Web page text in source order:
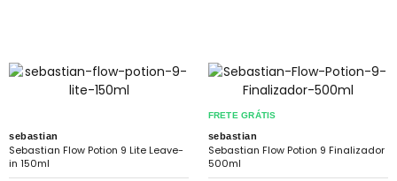
sebastian
Sebastian Flow Potion 9 Lite Leave-
in 150ml
FRETE GRÁTIS
sebastian
Sebastian Flow Potion 9 Finalizador
500ml